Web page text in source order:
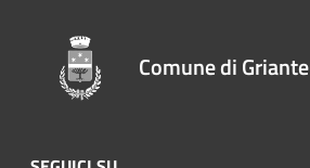
Comune di Griante